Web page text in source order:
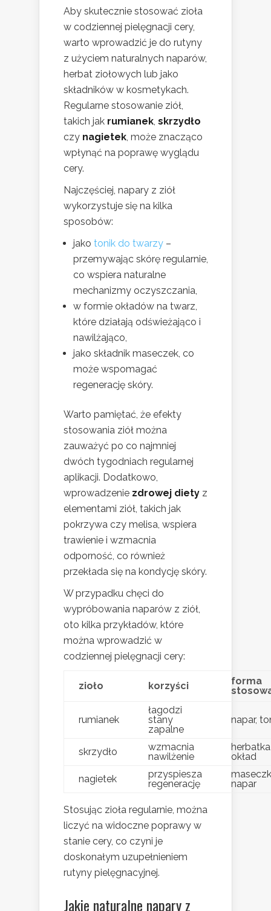
Aby skutecznie stosować zioła
w codziennej pielęgnacji cery,
warto wprowadzić je do rutyny
z użyciem naturalnych naparów,
herbat ziołowych lub jako
składników w kosmetykach.
Regularne stosowanie ziół,
takich jak rumianek, skrzydło
czy nagietek, może znacząco
wpłynąć na poprawę wyglądu
cery.
Najczęściej, napary z ziół
wykorzystuje się na kilka
sposobów:
jako tonik do twarzy –
przemywając skórę regularnie,
co wspiera naturalne
mechanizmy oczyszczania,
w formie okładów na twarz,
które działają odświeżająco i
nawilżająco,
jako składnik maseczek, co
może wspomagać
regenerację skóry.
Warto pamiętać, że efekty
stosowania ziół można
zauważyć po co najmniej
dwóch tygodniach regularnej
aplikacji. Dodatkowo,
wprowadzenie zdrowej diety z
elementami ziół, takich jak
pokrzywa czy melisa, wspiera
trawienie i wzmacnia
odporność, co również
przekłada się na kondycję skóry.
W przypadku chęci do
wypróbowania naparów z ziół,
oto kilka przykładów, które
można wprowadzić w
codziennej pielęgnacji cery:
zioło korzyści
forma
rumianek
łagodzi
stany
zapalne
napar,
skrzydło
wzmacnia
nawilżenie
okład
nagietek
przyspiesza
regenerację
napar
Stosując zioła regularnie, można
liczyć na widoczne poprawy w
stanie cery, co czyni je
doskonałym uzupełnieniem
rutyny pielęgnacyjnej.
Jakie naturalne napary z